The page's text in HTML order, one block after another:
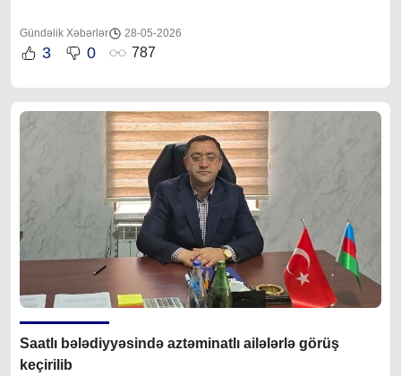
Gündəlik Xəbərlər 28-05-2026
3 0 787
Saatlı bələdiyyəsində aztəminatlı ailələrlə görüş
keçirilib